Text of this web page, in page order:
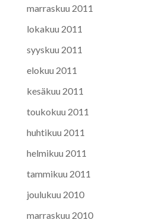
marraskuu 2011
lokakuu 2011
syyskuu 2011
elokuu 2011
kesäkuu 2011
toukokuu 2011
huhtikuu 2011
helmikuu 2011
tammikuu 2011
joulukuu 2010
marraskuu 2010